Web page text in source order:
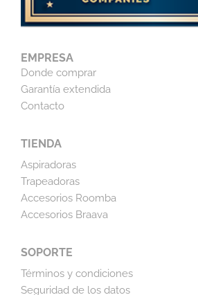
EMPRESA
Donde comprar
Garantía extendida
Contacto
TIENDA
Aspiradoras
Trapeadoras
Accesorios Roomba
Accesorios Braava
SOPORTE
Términos y condiciones
Seguridad de los datos